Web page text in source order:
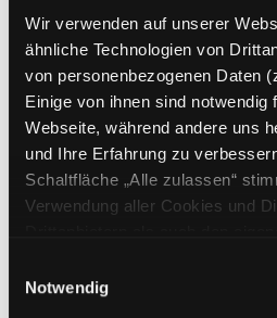
Wir verwenden auf unserer
ähnliche Technologien von
von personenbezogenen Daten
Einige von ihnen sind notwendig
Webseite, während andere uns
und Ihre Erfahrung zu
Schaltfläche „Alle zulassen“
Verwendung aller Cookies und
Cookies von Drittanbietern, eine
unsicheren Drittländern (Länder
Notwendig
die Post ist da!
Mediengruppe:
Der Bär
Briefe
Jahr:2000
die Post ist da!